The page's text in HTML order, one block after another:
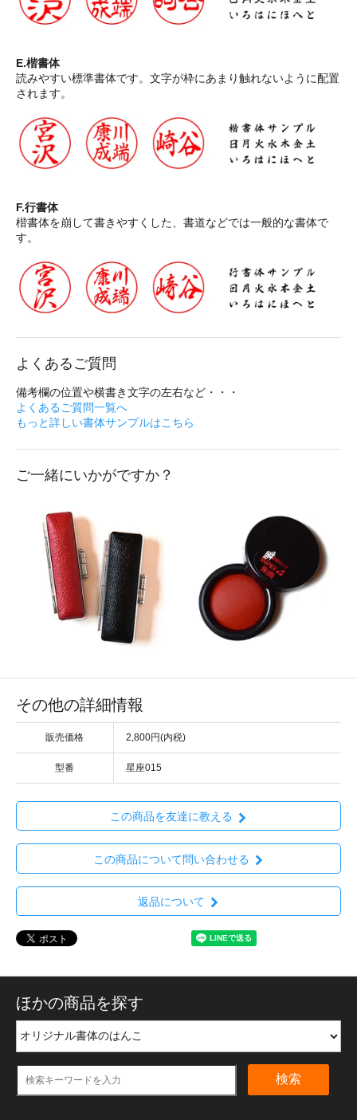
E.楷書体
読みやすい標準書体です。文字が枠にあまり触れないように配置
されます。
F.行書体
楷書体を崩して書きやすくした、書道などでは一般的な書体で
す。
よくあるご質問
備考欄の位置や横書き文字の左右など・・・
よくあるご質問一覧へ
もっと詳しい書体サンプルはこちら
ご一緒にいかがですか？
その他の詳細情報
販売価格 2,800円(内税)
型番 星座015
この商品を友達に教える
この商品について問い合わせる
返品について
ほかの商品を探す
検索